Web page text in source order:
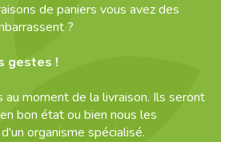
de paniers vous avez des
?
gestes !
au moment de la livraison. Ils seront
bon état ou bien nous les
organisme spécialisé.